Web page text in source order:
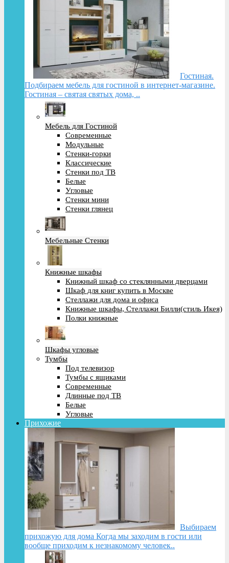
Гостиная.
Подбираем мебель для гостиной в интернет-магазине.
Гостиная – святая святых дома, ..
Мебель для Гостиной
Современные
Модульные
Стенки-горки
Классические
Стенки под ТВ
Белые
Угловые
Стенки мини
Стенки глянец
Мебельные Стенки
Книжные шкафы
Книжный шкаф со стеклянными дверцами
Шкаф для книг купить в Москве
Стеллажи для дома и офиса
Книжные шкафы, Стеллажи Билли(стиль Икея)
Полки книжные
Шкафы угловые
Тумбы
Под телевизор
Тумбы с ящиками
Современные
Длинные под ТВ
Белые
Угловые
Прихожие
Выбираем
прихожую для дома Когда мы заходим в гости или
вообще приходим к незнакомому человек..